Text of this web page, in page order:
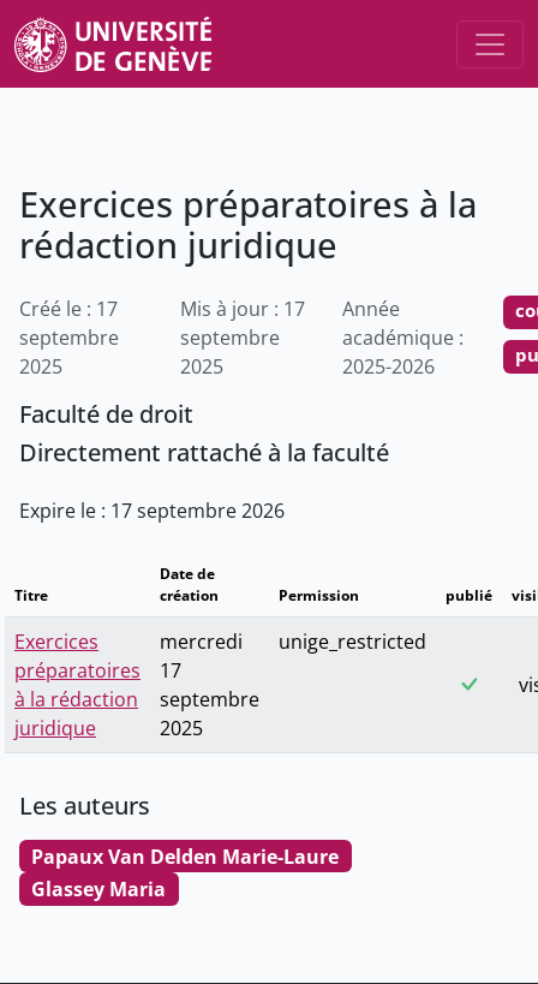
Exercices préparatoires à la
rédaction juridique
Créé le : 17
septembre
2025
Mis à jour : 17
septembre
2025
Année
académique :
2025-2026
Faculté de droit
Directement rattaché à la faculté
Expire le : 17 septembre 2026
Titre
Date de
création
Permission publié
Exercices
préparatoires
à la rédaction
juridique
mercredi
17
septembre
2025
unige_restricted
Les auteurs
Papaux Van Delden Marie-Laure
Glassey Maria